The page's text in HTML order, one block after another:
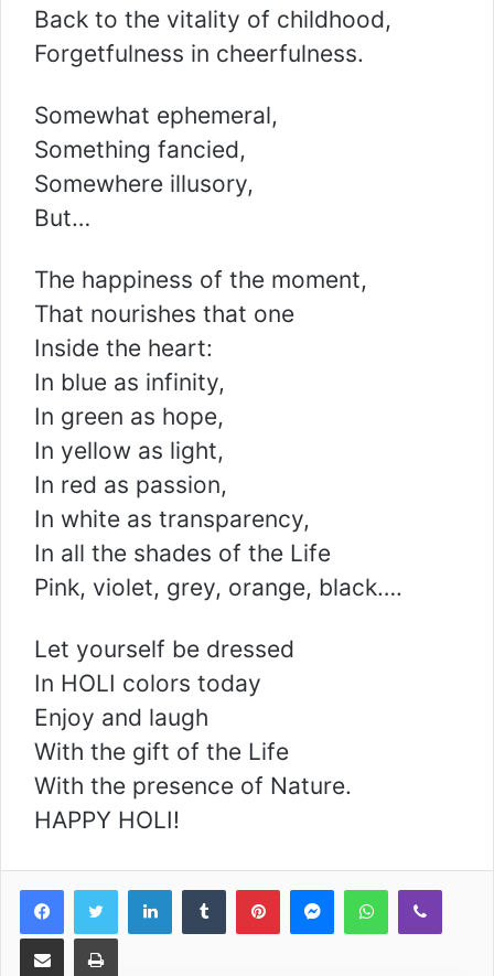
Back to the vitality of childhood,
Forgetfulness in cheerfulness.
Somewhat ephemeral,
Something fancied,
Somewhere illusory,
But…
The happiness of the moment,
That nourishes that one
Inside the heart:
In blue as infinity,
In green as hope,
In yellow as light,
In red as passion,
In white as transparency,
In all the shades of the Life
Pink, violet, grey, orange, black….
Let yourself be dressed
In HOLI colors today
Enjoy and laugh
With the gift of the Life
With the presence of Nature.
HAPPY HOLI!
LinkedInTumblrPinterestMessenger
WhatsApp
Viber
Share via EmailPrint